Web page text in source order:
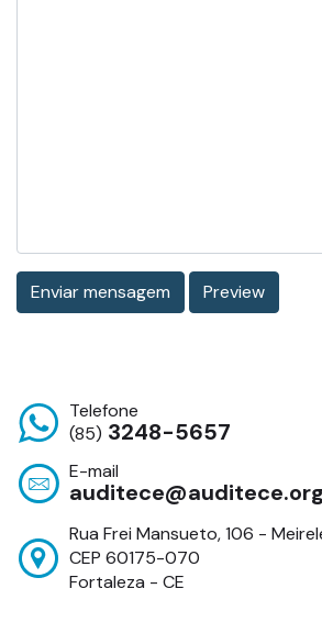
Telefone
(85) 3248-5657
E-mail
Rua Frei Mansueto, 106 -
CEP 60175-070
Fortaleza - CE